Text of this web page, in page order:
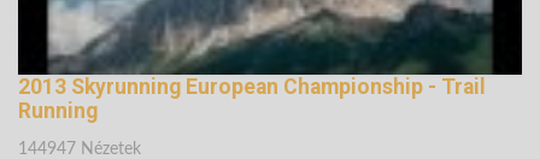
2013 Skyrunning European Championship - Trail
Running
144947 Nézetek